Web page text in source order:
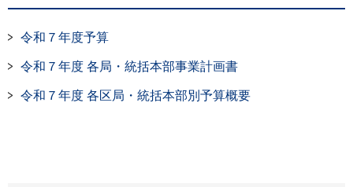
令和７年度予算
令和７年度 各局・統括本部事業計画書
令和７年度 各区局・統括本部別予算概要